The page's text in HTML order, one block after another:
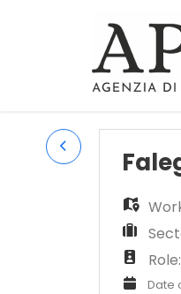
Role:
Date